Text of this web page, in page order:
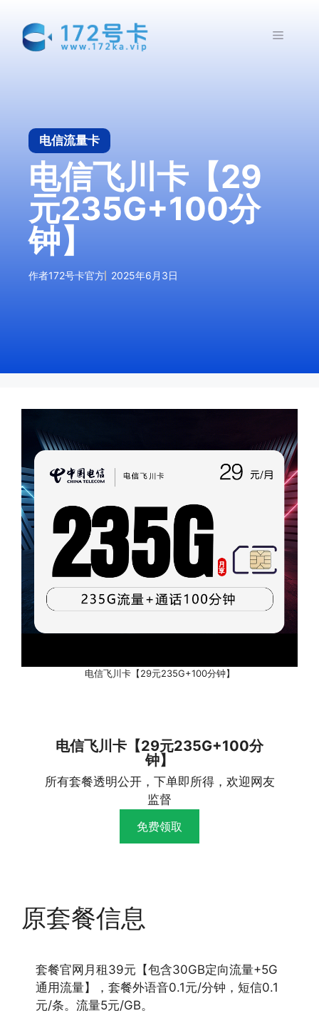
菜
电信流量卡
电信飞川卡【29
元235G+100分
钟】
作者172号卡官方 2025年6月3日
电信飞川卡【29元235G+100分钟】
电信飞川卡【29元235G+100分
钟】
所有套餐透明公开，下单即所得，欢迎网友
监督
免费领取
原套餐信息
套餐官网月租39元【包含30GB定向流量+5G
通用流量】，套餐外语音0.1元/分钟，短信0.1
元/条。流量5元/GB。